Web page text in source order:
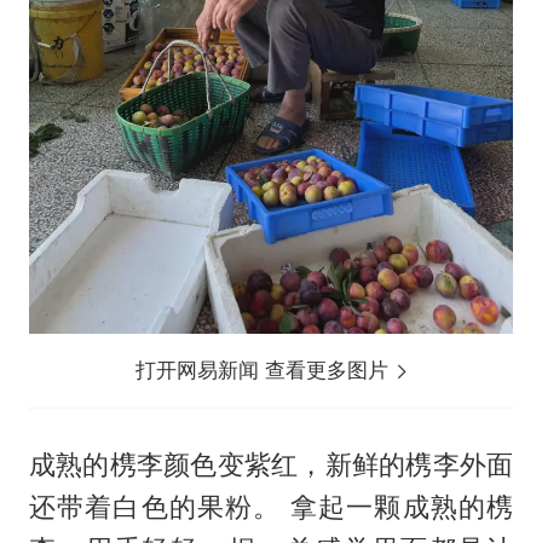
打开网易新闻 查看更多图片
成熟的槜李颜色变紫红，新鲜的槜李外面
还带着白色的果粉。 拿起一颗成熟的槜